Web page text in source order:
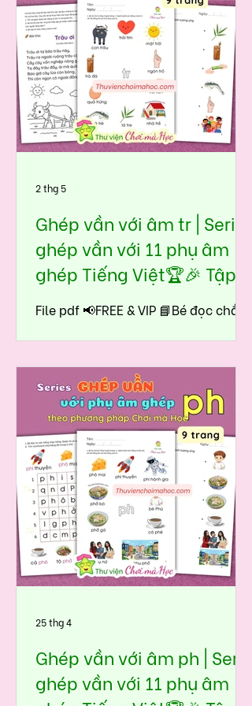
tự nhiên, không áp lực, không học
vẹt.
Ghép vần với âm tr | Seri
ghép vần với 11 phụ âm
ghép Tiếng Việt🏆🎉 Tập
đọc tiền tiểu học - lớp 1
File pdf 📢FREE & VIP 📘Bé đọc chắc
dàng và nhanh chóng tiếng có âm
tr trong thơ truyện thực tế 🤩 Trong
giai đoạn tập đọc, nhiều bé rất dễ
nhầm giữa tr và ch. Phát âm 2 âm
này khá giống nhau (nhất là các bé
nói tiếng miền Nam), nên nếu
không luyện đúng cách ngay từ
đầu, bé sẽ đọc sai kéo dài. Bộ học
liệu Ghép vần với âm tr trong seri 11
phụ âm ghép tiếng việt được thiết
kế theo hướng đưa âm vào tình
huống quen thuộc, giúp bé:👉 nhìn
hình – nhậ
2 thg 5
Ghép vần với âm ph | Seri
ghép vần với 11 phụ âm
25 thg 4